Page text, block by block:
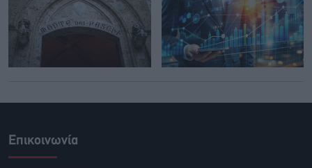
Επικοινωνία